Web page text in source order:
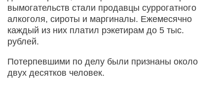
вымогательств стали продавцы суррогатного
алкоголя, сироты и маргиналы. Ежемесячно
каждый из них платил рэкетирам до 5 тыс.
рублей.
Потерпевшими по делу были признаны около
двух десятков человек.